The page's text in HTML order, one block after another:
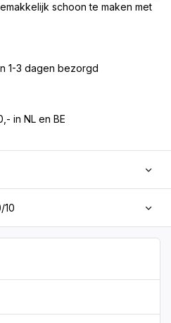
schoon te maken met
1-3 dagen bezorgd
in NL en BE
10